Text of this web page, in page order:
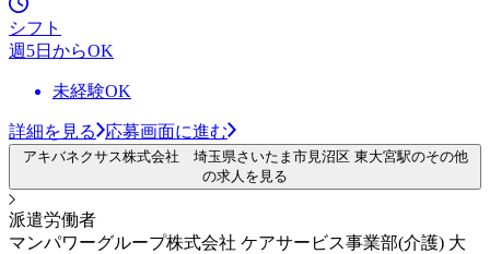
シフト
週5日からOK
未経験OK
詳細を見る 応募画面に進む
アキバネクサス株式会社 埼玉県さいたま市見沼区 東大宮駅のその他
の求人を見る
派遣労働者
マンパワーグループ株式会社 ケアサービス事業部(介護) 大